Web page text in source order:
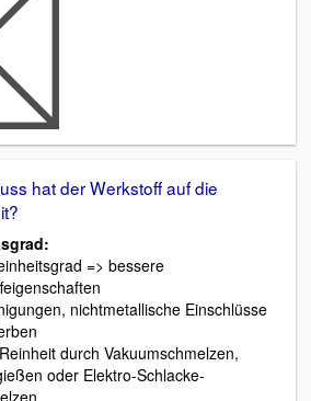
hat der Werkstoff auf die
=> bessere
nichtmetallische Einschlüsse
durch Vakuumschmelzen,
oder Elektro-Schlacke-